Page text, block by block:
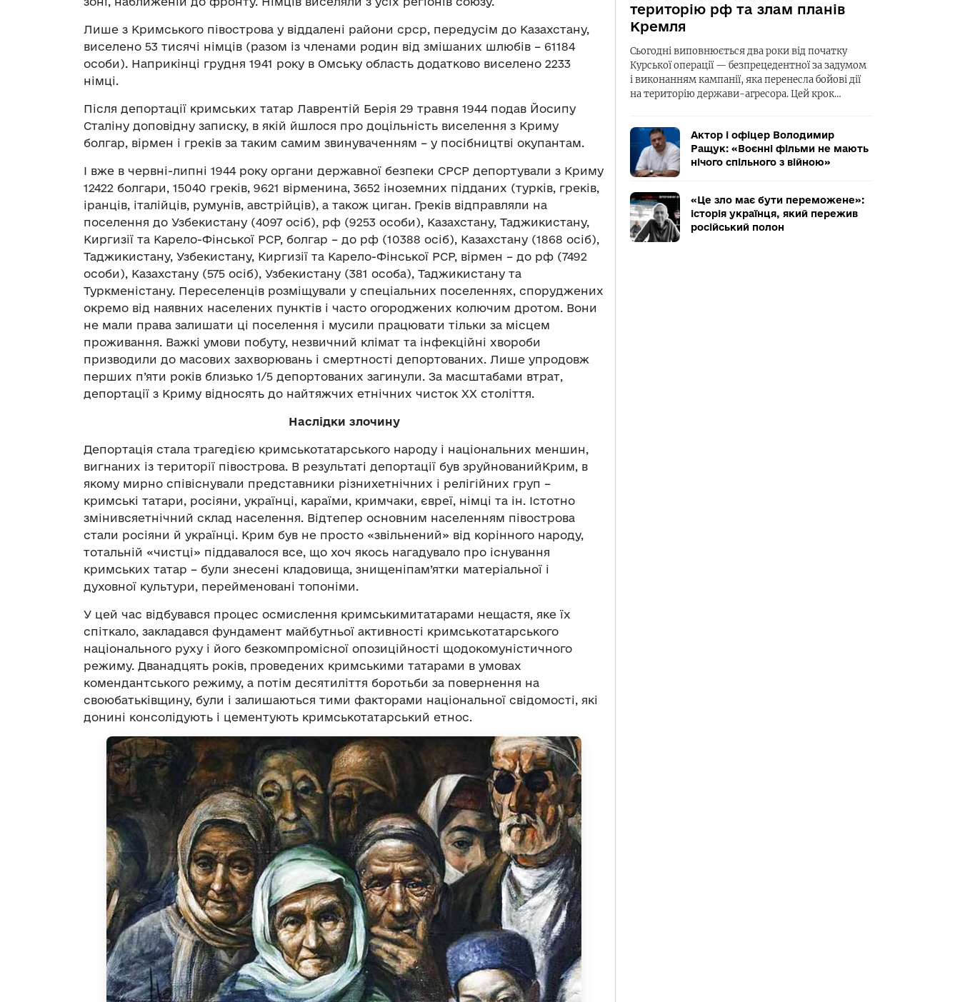
Лише з Кримського півострова у віддалені райони срср, передусім до Казахстану,
виселено 53 тисячі німців (разом із членами родин від змішаних шлюбів – 61184
особи). Наприкінці грудня 1941 року в Омську область додатково виселено 2233
німці.
Після депортації кримських татар Лаврентій Берія 29 травня 1944 подав Йосипу
Сталіну доповідну записку, в якій йшлося про доцільність виселення з Криму
болгар, вірмен і греків за таким самим звинуваченням – у посібництві окупантам.
І вже в червні-липні 1944 року органи державної безпеки СРСР депортували з Криму
12422 болгари, 15040 греків, 9621 вірменина, 3652 іноземних підданих (турків, греків,
іранців, італійців, румунів, австрійців), а також циган. Греків відправляли на
поселення до Узбекистану (4097 осіб), рф (9253 особи), Казахстану, Таджикистану,
Киргизії та Карело-Фінської РСР, болгар – до рф (10388 осіб), Казахстану (1868 осіб),
Таджикистану, Узбекистану, Киргизії та Карело-Фінської РСР, вірмен – до рф (7492
особи), Казахстану (575 осіб), Узбекистану (381 особа), Таджикистану та
Туркменістану. Переселенців розміщували у спеціальних поселеннях, споруджених
окремо від наявних населених пунктів і часто огороджених колючим дротом. Вони
не мали права залишати ці поселення і мусили працювати тільки за місцем
проживання. Важкі умови побуту, незвичний клімат та інфекційні хвороби
призводили до масових захворювань і смертності депортованих. Лише упродовж
перших п’яти років близько 1/5 депортованих загинули. За масштабами втрат,
депортації з Криму відносять до найтяжчих етнічних чисток ХХ століття.
Наслідки злочину
Депортація стала трагедією кримськотатарського народу і національних меншин,
вигнаних із території півострова. В результаті депортації був зруйнованийКрим, в
якому мирно співіснували представники різнихетнічних і релігійних груп –
кримські татари, росіяни, українці, караїми, кримчаки, євреї, німці та ін. Істотно
змінивсяетнічний склад населення. Відтепер основним населенням півострова
стали росіяни й українці. Крим був не просто «звільнений» від корінного народу,
тотальній «чистці» піддавалося все, що хоч якось нагадувало про існування
кримських татар – були знесені кладовища, знищеніпам’ятки матеріальної і
духовної культури, перейменовані топоніми.
У цей час відбувався процес осмислення кримськимитатарами нещастя, яке їх
спіткало, закладався фундамент майбутньої активності кримськотатарського
національного руху і його безкомпромісної опозиційності щодокомуністичного
режиму. Дванадцять років, проведених кримськими татарами в умовах
комендантського режиму, а потім десятиліття боротьби за повернення на
своюбатьківщину, були і залишаються тими факторами національної свідомості, які
донині консолідують і цементують кримськотатарський етнос.
територію рф та злам планів
Кремля
Сьогодні виповнюється два роки від початку
Курської операції — безпрецедентної за задумом
і виконанням кампанії, яка перенесла бойові дії
на територію держави-агресора. Цей крок…
Актор і офіцер Володимир
Ращук: «Воєнні фільми не мають
нічого спільного з війною»
«Це зло має бути переможене»:
історія українця, який пережив
російський полон